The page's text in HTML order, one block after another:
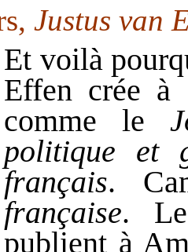
Justus van
Et voilà
Effen crée à
comme le
politique et
français.
française.
publient à